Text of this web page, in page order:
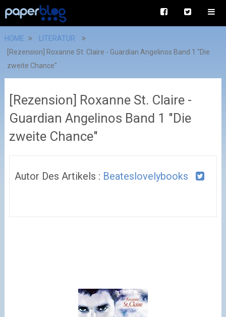
HOME
LITERATUR
[Rezension] Roxanne St. Claire - Guardian Angelinos Band 1 "Die
zweite Chance"
[Rezension] Roxanne St. Claire -
Guardian Angelinos Band 1 "Die
zweite Chance"
Autor Des Artikels : Beateslovelybooks